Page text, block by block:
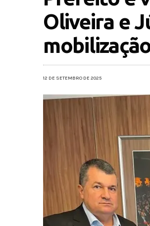
Oliveira e
12 DE SETEMBRO DE 2025